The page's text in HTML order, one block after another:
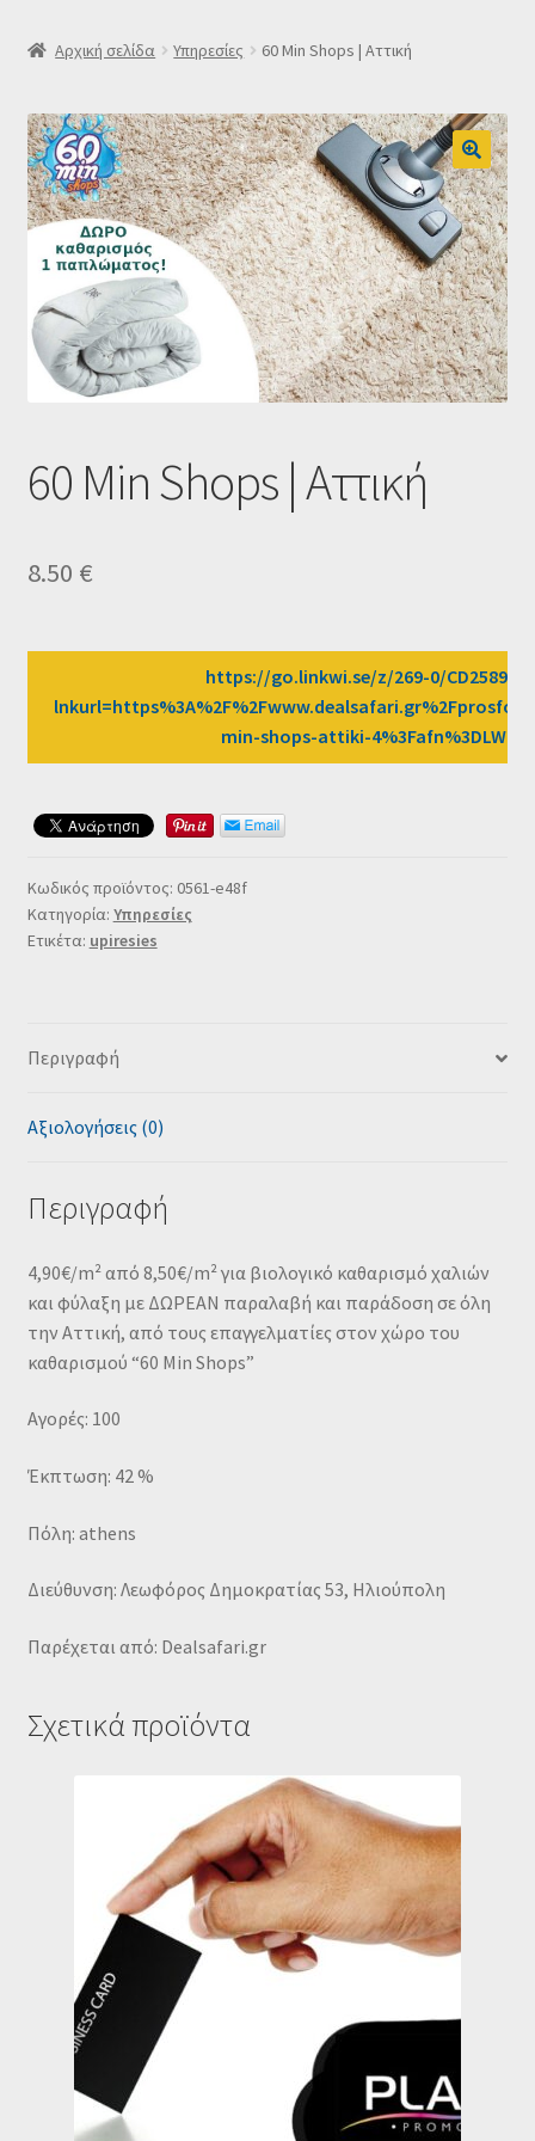
SLIDER
Subscription Settings
Δελτίο νέων
Επιβεβαίωση εγγραφής στο Newsletter του Dealistas.gr
Επικοινωνία
Καλάθι
Ο λογαριασμός μου
Αρχική σελίδα Υπηρεσίες 60 Min Shops | Αττική
60 Min Shops | Αττική
8.50 €
https://go.linkwi.se/z/269-0/CD2589/?
min-shops-attiki-4%3Fafn%3DLW
Κωδικός προϊόντος: 0561-e48f
Κατηγορία: Υπηρεσίες
Ετικέτα: upiresies
Περιγραφή
Αξιολογήσεις (0)
Περιγραφή
4,90€/m² από 8,50€/m² για βιολογικό καθαρισμό χαλιών
και φύλαξη με ΔΩΡΕΑΝ παραλαβή και παράδοση σε όλη
την Αττική, από τους επαγγελματίες στον χώρο του
καθαρισμού “60 Min Shops”
Αγορές: 100
Έκπτωση: 42 %
Πόλη: athens
Διεύθυνση: Λεωφόρος Δημοκρατίας 53, Ηλιούπολη
Παρέχεται από: Dealsafari.gr
Σχετικά προϊόντα